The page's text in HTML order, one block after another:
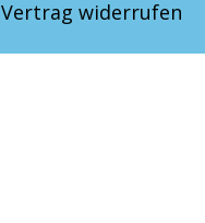
Vertrag widerrufen